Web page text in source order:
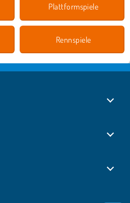
Plattformspiele
Rennspiele